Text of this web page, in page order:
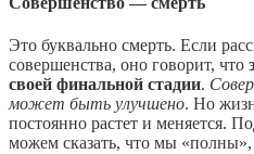
Это буквально смерть. Если
совершенства, оно говорит, что
своей финальной стадии.
может быть улучшено. Но
постоянно растет и меняется.
можем сказать, что мы